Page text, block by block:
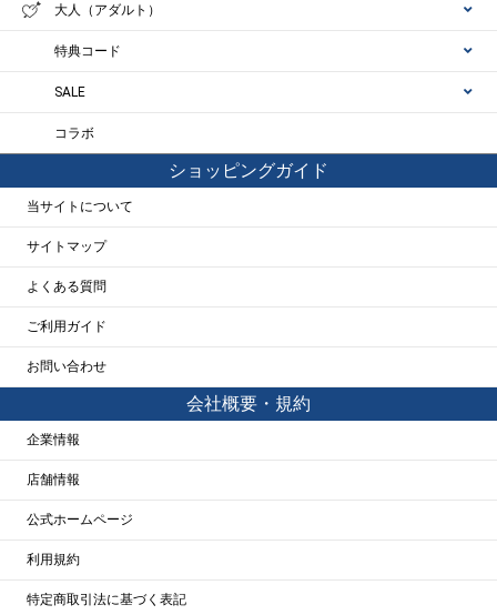
大人（アダルト）
特典コード
SALE
コラボ
ショッピングガイド
当サイトについて
サイトマップ
よくある質問
ご利用ガイド
お問い合わせ
会社概要・規約
企業情報
店舗情報
公式ホームページ
利用規約
特定商取引法に基づく表記